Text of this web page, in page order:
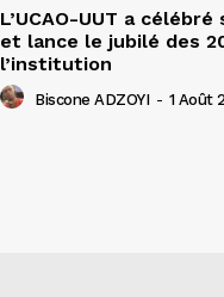
L’UCAO-UUT a
et lance le jubilé des
l’institution
Biscone ADZOYI - 1 Août